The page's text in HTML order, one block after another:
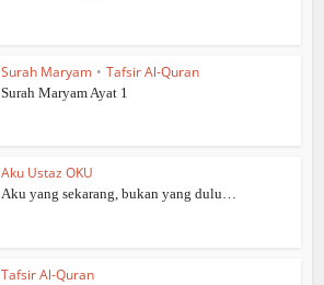
Surah Maryam • Tafsir Al-Quran
Surah Maryam Ayat 1
Aku Ustaz OKU
Aku yang sekarang, bukan yang dulu…
Tafsir Al-Quran